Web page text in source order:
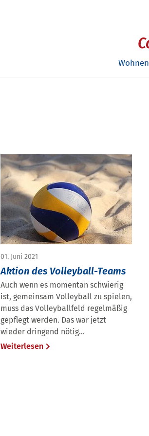
Wohnen
01. Juni 2021
Aktion des Volleyball-Teams
Auch wenn es momentan schwierig
ist, gemeinsam Volleyball zu spielen,
muss das Volleyballfeld regelmäßig
gepflegt werden. Das war jetzt
wieder dringend nötig...
Weiterlesen